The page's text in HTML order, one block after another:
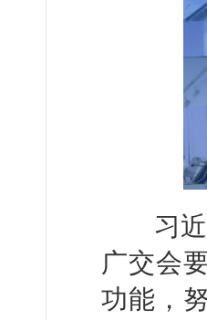
习近平
广交会
功能，